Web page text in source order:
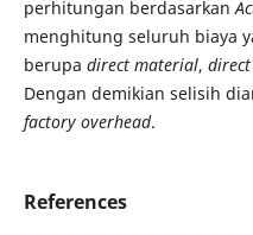
perhitungan berdasarkan
menghitung seluruh biaya
berupa direct material,
Dengan demikian selisih
factory overhead.
References